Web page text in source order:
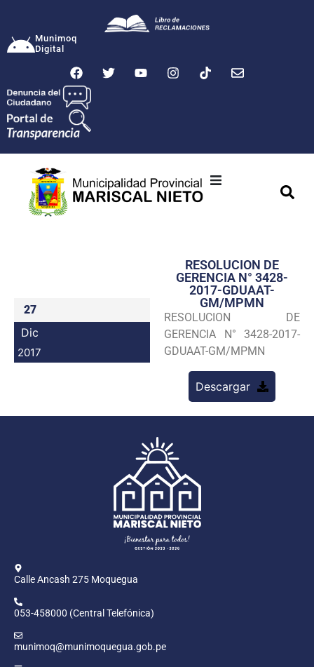
Munimoq
Digital
Transparencia
Seguridad
Programas
27
Dic
2017
RESOLUCION DE
GERENCIA N° 3428-
2017-GDUAAT-
GM/MPMN
RESOLUCION DE
GERENCIA N° 3428-2017-
GDUAAT-GM/MPMN
Descargar
Calle Ancash 275 Moquegua
053-458000 (Central Telefónica)
munimoq@munimoquegua.gob.pe